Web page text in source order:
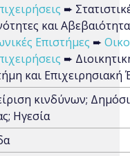
➨
και Αβεβαιότητα
Επιστήμες ➨
➨
και Επιχειρησιακή
κινδύνων;
Ηγεσία